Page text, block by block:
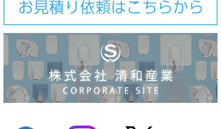
close